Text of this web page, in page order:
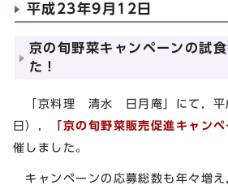
平成23年9月12日
京の旬野菜キャンペーンの試
た！
「京料理 清水 日月庵」にて，平
日），
「京の旬野菜販売促進キャン
催しました。
キャンペーンの応募総数も年々増え